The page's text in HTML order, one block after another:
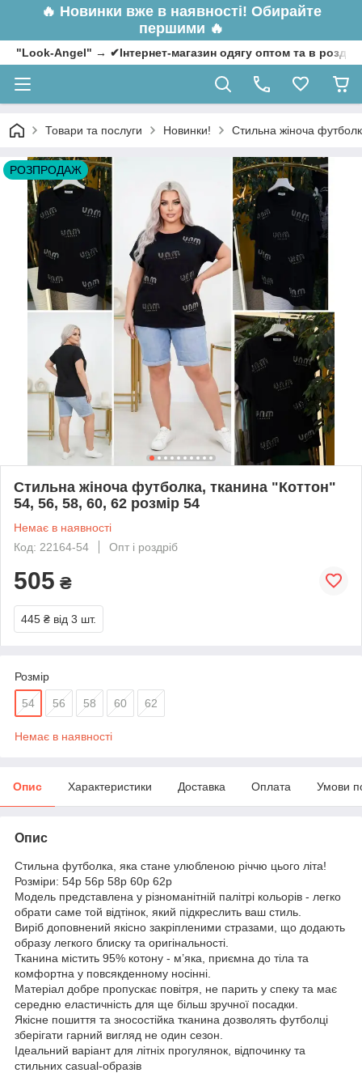
🔥 Новинки вже в наявності! Обирайте
першими 🔥
"Look-Angel" → ✔Інтернет-магазин одягу оптом та в
Товари та послуги Новинки! Стильна жіноча
РОЗПРОДАЖ
Стильна жіноча футболка, тканина "Коттон"
54, 56, 58, 60, 62 розмір 54
Немає в наявності
Код: 22164-54
Опт і роздріб
505 ₴
445 ₴ від 3 шт.
Розмір
54 56 58 60 62
Немає в наявності
Опис Характеристики Доставка Оплата Умови
Опис
Стильна футболка, яка стане улюбленою річчю цього літа!
Розміри: 54р 56р 58р 60р 62р
Модель представлена у різноманітній палітрі кольорів - легко
обрати саме той відтінок, який підкреслить ваш стиль.
Виріб доповнений якісно закріпленими стразами, що додають
образу легкого блиску та оригінальності.
Тканина містить 95% котону - м’яка, приємна до тіла та
комфортна у повсякденному носінні.
Матеріал добре пропускає повітря, не парить у спеку та має
середню еластичність для ще більш зручної посадки.
Якісне пошиття та зносостійка тканина дозволять футболці
зберігати гарний вигляд не один сезон.
Ідеальний варіант для літніх прогулянок, відпочинку та
стильних casual-образів